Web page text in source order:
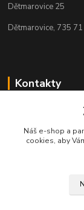
Dětmarovice 25
Dětmarovice, 735 71
Kontakty
+420 731
Náš e-shop a
cookies, aby